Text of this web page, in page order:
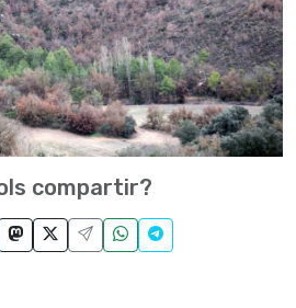
compartir?